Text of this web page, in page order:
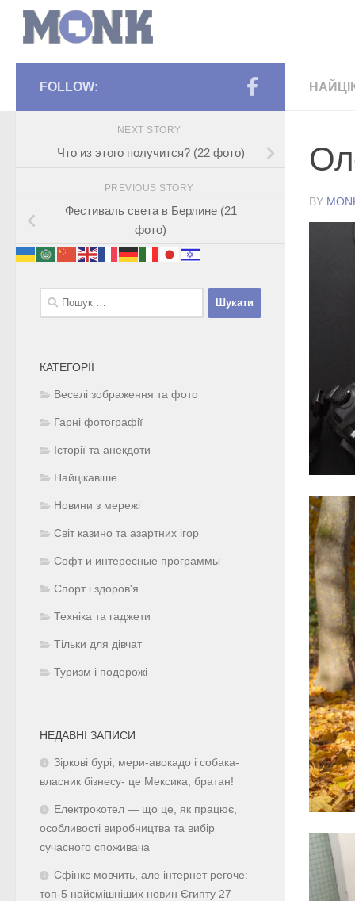
BY
FOLLOW:
NEXT STORY
Что из этого получится? (22 фото)
PREVIOUS STORY
Фестиваль света в Берлине (21
фото)
Пошук:
КАТЕГОРІЇ
Веселі зображення та фото
Гарні фотографії
Історії та анекдоти
Найцікавіше
Новини з мережі
Світ казино та азартних ігор
Софт и интересные программы
Спорт і здоров'я
Техніка та гаджети
Тільки для дівчат
Туризм і подорожі
НЕДАВНІ ЗАПИСИ
Зіркові бурі, мери-авокадо і собака-
власник бізнесу- це Мексика, братан!
Електрокотел — що це, як працює,
особливості виробництва та вибір
сучасного споживача
Сфінкс мовчить, але інтернет регоче:
топ-5 найсмішніших новин Єгипту 27